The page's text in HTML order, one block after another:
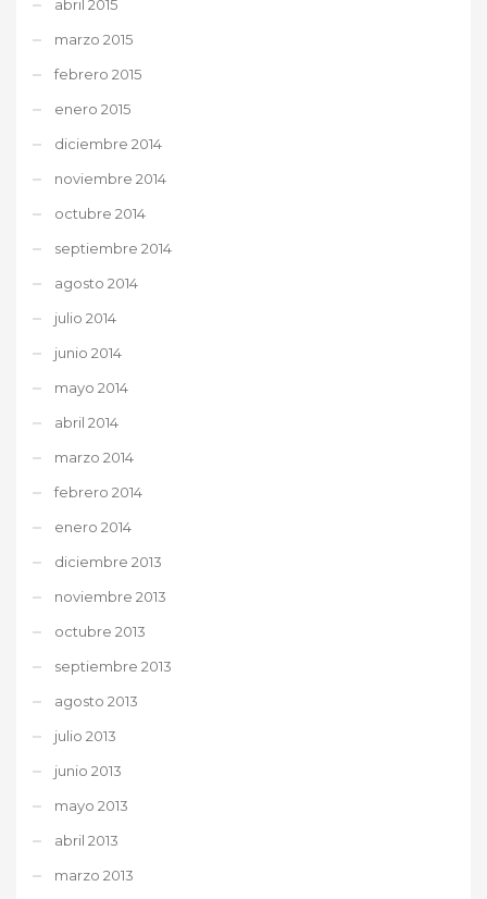
abril 2015
marzo 2015
febrero 2015
enero 2015
diciembre 2014
noviembre 2014
octubre 2014
septiembre 2014
agosto 2014
julio 2014
junio 2014
mayo 2014
abril 2014
marzo 2014
febrero 2014
enero 2014
diciembre 2013
noviembre 2013
octubre 2013
septiembre 2013
agosto 2013
julio 2013
junio 2013
mayo 2013
abril 2013
marzo 2013